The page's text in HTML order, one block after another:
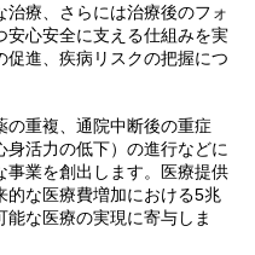
療、さらには治療後のフォ
安心安全に支える仕組みを実
進、疾病リスクの把握につ
の重複、通院中断後の重症
活力の低下）の進行などに
事業を創出します。医療提供
的な医療費増加における5兆
な医療の実現に寄与しま